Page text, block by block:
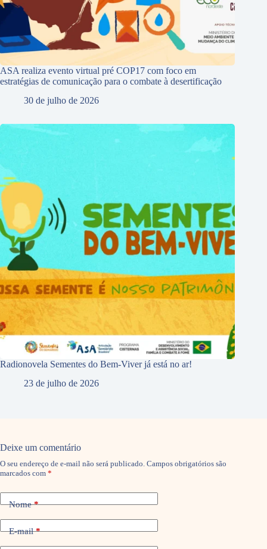
ASA realiza evento virtual pré COP17 com foco em
estratégias de comunicação para o combate à desertificação
30 de julho de 2026
Radionovela Sementes do Bem-Viver já está no ar!
23 de julho de 2026
Deixe um comentário
O seu endereço de e-mail não será publicado. Campos obrigatórios são
marcados com *
Nome*
E-mail*